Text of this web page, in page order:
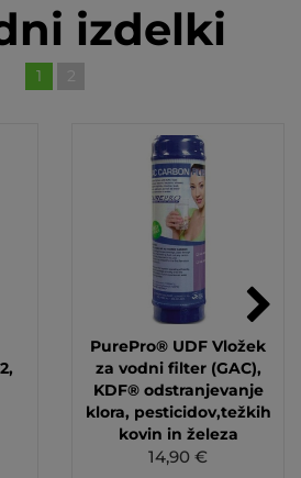
izdelki
1 2
PurePro® UDF Vložek
za vodni filter (GAC),
KDF® odstranjevanje
klora, pesticidov,težkih
kovin in železa
14,90 €